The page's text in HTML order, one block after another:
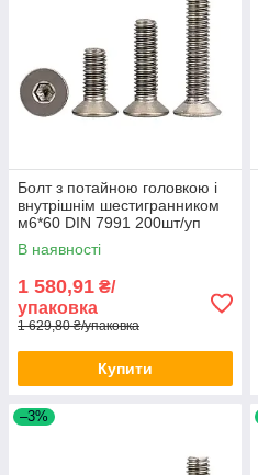
Болт з потайною головкою і
внутрішнім шестигранником
м6*60 DIN 7991 200шт/уп
В наявності
1 580,91 ₴/
упаковка
1 629,80 ₴/упаковка
Купити
–3%